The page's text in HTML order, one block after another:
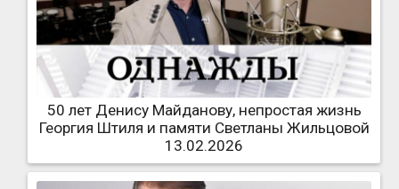
50 лет Денису Майданову, непростая жизнь
Георгия Штиля и памяти Светланы Жильцовой
13.02.2026